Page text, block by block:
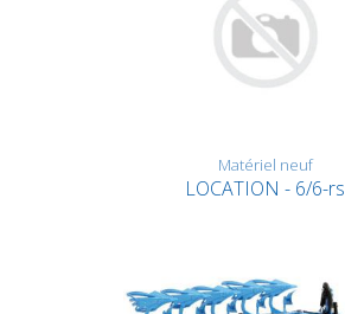
Matériel neuf
LOCATION - 6/6-rs